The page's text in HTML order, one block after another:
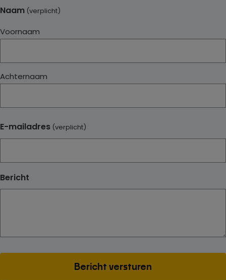
Naam (verplicht)
Voornaam
Achternaam
E-mailadres (verplicht)
Bericht